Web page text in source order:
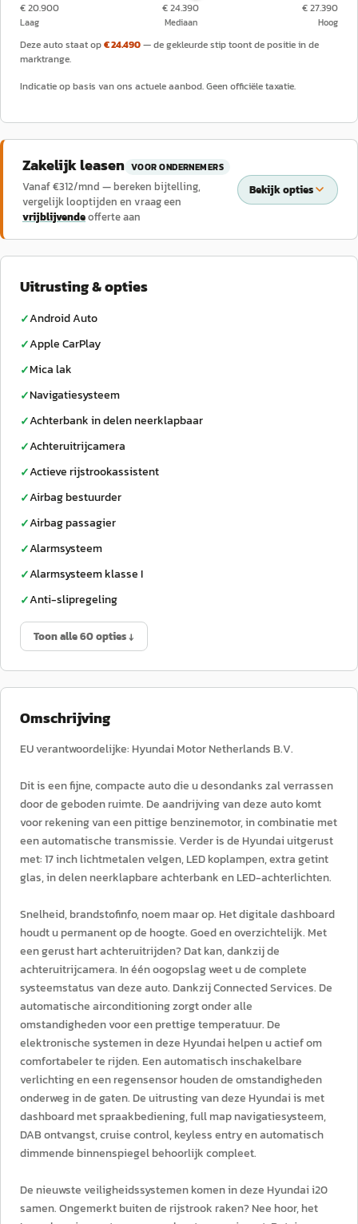
€ 20.900
Laag
€ 24.390
Mediaan
€ 27.390
Hoog
Deze auto staat op€ 24.490— de gekleurde stip toont de positie in de
marktrange.
Indicatie op basis van ons actuele aanbod. Geen officiële taxatie.
Zakelijk leasen VOOR ONDERNEMERS
Vanaf €312/mnd — bereken bijtelling,
vergelijk looptijden en vraag een
vrijblijvendeofferte aan
Bekijk opties
Uitrusting & opties
✓Android Auto
✓Apple CarPlay
✓Mica lak
✓Navigatiesysteem
✓Achterbank in delen neerklapbaar
✓Achteruitrijcamera
✓Actieve rijstrookassistent
✓Airbag bestuurder
✓Airbag passagier
✓Alarmsysteem
✓Alarmsysteem klasse I
✓Anti-slipregeling
Toon alle 60 opties ↓
Omschrijving
EU verantwoordelijke: Hyundai Motor Netherlands B.V.
Dit is een fijne, compacte auto die u desondanks zal verrassen
door de geboden ruimte. De aandrijving van deze auto komt
voor rekening van een pittige benzinemotor, in combinatie met
een automatische transmissie. Verder is de Hyundai uitgerust
met: 17 inch lichtmetalen velgen, LED koplampen, extra getint
glas, in delen neerklapbare achterbank en LED-achterlichten.
Snelheid, brandstofinfo, noem maar op. Het digitale dashboard
houdt u permanent op de hoogte. Goed en overzichtelijk. Met
een gerust hart achteruitrijden? Dat kan, dankzij de
achteruitrijcamera. In één oogopslag weet u de complete
systeemstatus van deze auto. Dankzij Connected Services. De
automatische airconditioning zorgt onder alle
omstandigheden voor een prettige temperatuur. De
elektronische systemen in deze Hyundai helpen u actief om
comfortabeler te rijden. Een automatisch inschakelbare
verlichting en een regensensor houden de omstandigheden
onderweg in de gaten. De uitrusting van deze Hyundai is met
dashboard met spraakbediening, full map navigatiesysteem,
DAB ontvangst, cruise control, keyless entry en automatisch
dimmende binnenspiegel behoorlijk compleet.
De nieuwste veiligheidssystemen komen in deze Hyundai i20
samen. Ongemerkt buiten de rijstrook raken? Nee hoor, het